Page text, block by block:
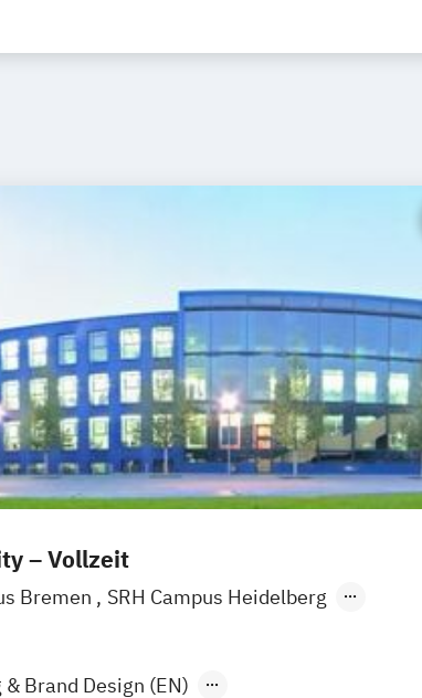
– Vollzeit
Bremen
SRH Campus Heidelberg
Berlin
Fürth SRH Campus Gera
Brand Design (EN)